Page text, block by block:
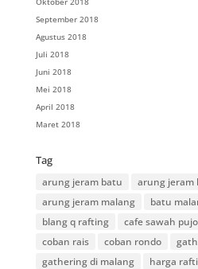
September 2018
Agustus 2018
Juli 2018
Juni 2018
Mei 2018
April 2018
Maret 2018
Tag
arung jeram batu
arung jeram
arung jeram malang
batu
blang q rafting
cafe sawah
coban rais
coban rondo
gathering di malang
harga